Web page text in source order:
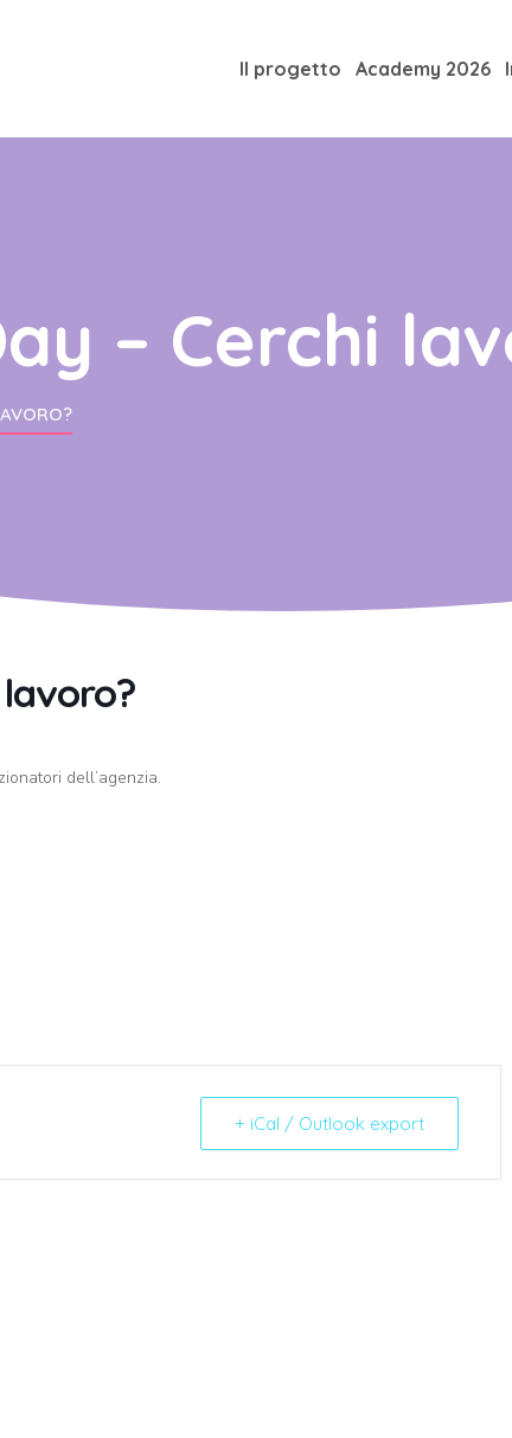
Il progetto Academy 2026
– Cerchi
dell’agenzia.
+ iCal / Outlook export